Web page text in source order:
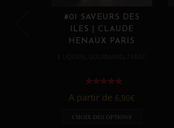
#01 SAVEURS DES
ILES | CLAUDE
HENAUX PARIS
, ,
A partir de 6,90€
CHOIX DES OPTIONS